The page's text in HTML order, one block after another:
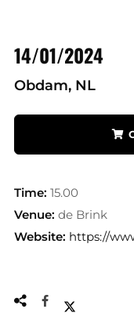
14/01/2024
Obdam, NL
Time: 15.00
Venue: de Brink
Website: https://